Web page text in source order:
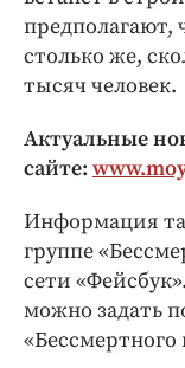
предполагают,
столько же,
тысяч человек.
Актуальные
сайте:
Информация
группе
сети
можно задать
«Бессмертного